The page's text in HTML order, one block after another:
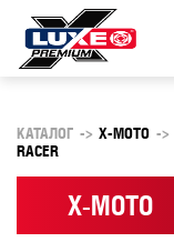
КАТАЛОГ -> X-MOTO ->
RACER
X-MOTO